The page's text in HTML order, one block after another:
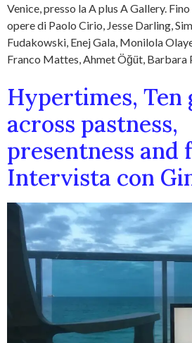
Venice, presso la A plus A Gallery.
opere di Paolo Cirio, Jesse Darling,
Fudakowski, Enej Gala, Monilola
Franco Mattes, Ahmet Öğüt, Barbara
Hypertimes, Ten
across pastness,
presentness
Intervista con